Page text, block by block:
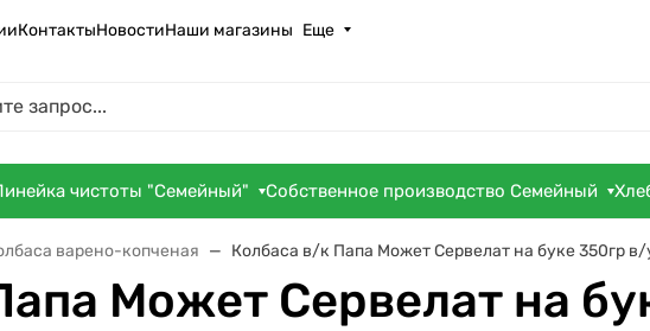
КонтактыНовостиНаши магазины Еще
чистоты "Семейный" Собственное производство Семейный
варено-копченая Колбаса в/к Папа Может Сервелат на буке 350гр в/
Может Сервелат на